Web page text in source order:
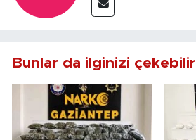
Bunlar da ilginizi çekebilir